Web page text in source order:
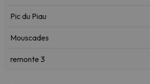
Pic du Piau
Mouscades
remonte 3